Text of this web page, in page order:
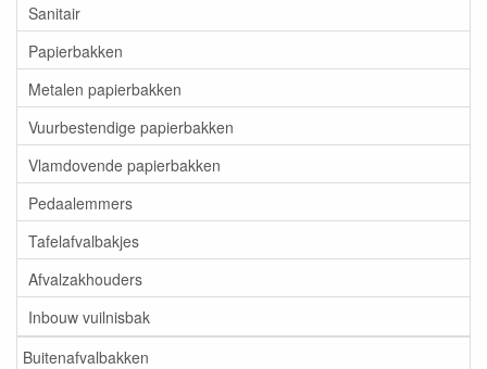
Sanitair
Papierbakken
Metalen papierbakken
Vuurbestendige papierbakken
Vlamdovende papierbakken
Pedaalemmers
Tafelafvalbakjes
Afvalzakhouders
Inbouw vuilnisbak
Buitenafvalbakken